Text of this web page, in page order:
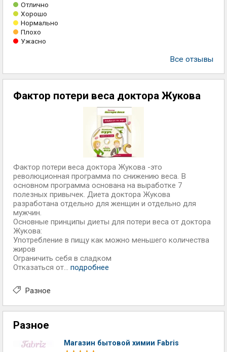
Отлично
Хорошо
Нормально
Плохо
Ужасно
Все отзывы
Фактор потери веса доктора Жукова
Фактор потери веса доктора Жукова -это
революционная программа по снижению веса. В
основном программа основана на выработке 7
полезных привычек. Диета доктора Жукова
разработана отдельно для женщин и отдельно для
мужчин.
Основные принципы диеты для потери веса от доктора
Жукова:
Употребление в пищу как можно меньшего количества
жиров
Ограничить себя в сладком
Отказаться от... подробнее
Разное
Разное
Магазин бытовой химии Fabris